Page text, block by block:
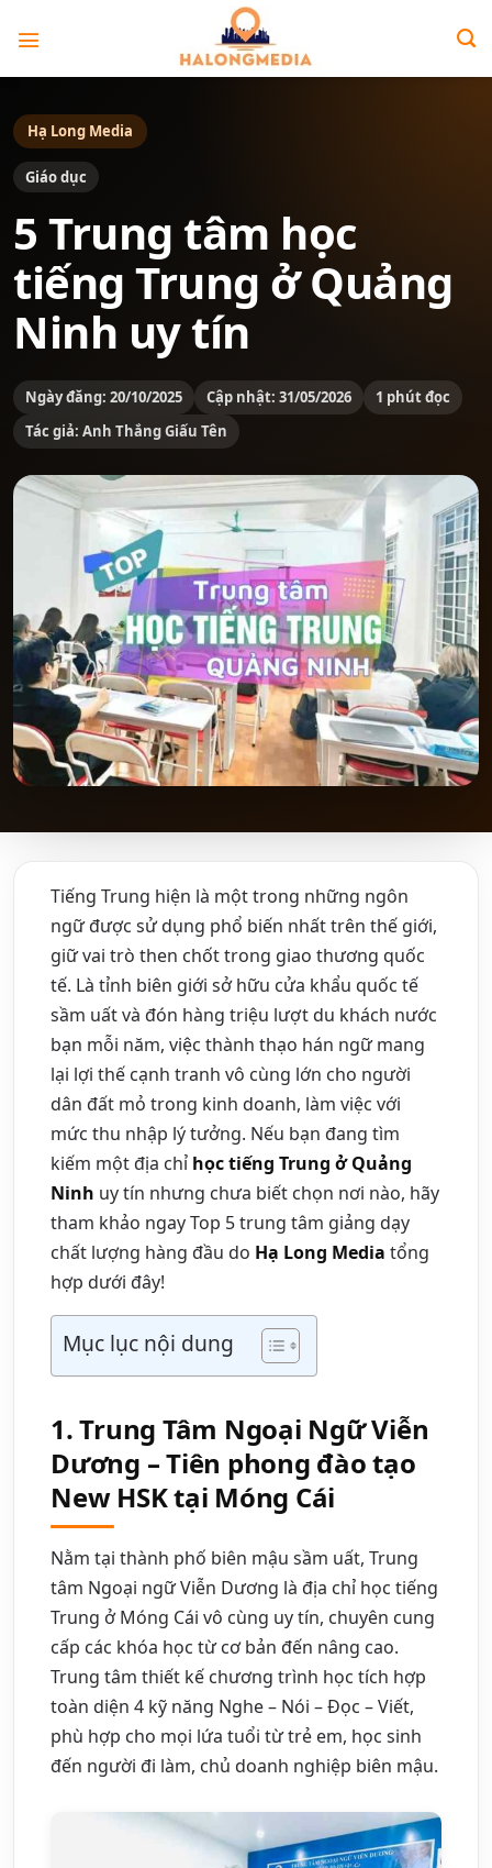
qua
Hạ Long Media
Giáo dục
5 Trung tâm học
tiếng Trung ở Quảng
Ninh uy tín
Ngày đăng: 20/10/2025 Cập nhật: 31/05/2026
1 phút đọc
Tác giả: Anh Thắng Giấu Tên
Tiếng Trung hiện là một trong những ngôn
ngữ được sử dụng phổ biến nhất trên thế giới,
giữ vai trò then chốt trong giao thương quốc
tế. Là tỉnh biên giới sở hữu cửa khẩu quốc tế
sầm uất và đón hàng triệu lượt du khách nước
bạn mỗi năm, việc thành thạo hán ngữ mang
lại lợi thế cạnh tranh vô cùng lớn cho người
dân đất mỏ trong kinh doanh, làm việc với
mức thu nhập lý tưởng. Nếu bạn đang tìm
kiếm một địa chỉ học tiếng Trung ở Quảng
Ninh uy tín nhưng chưa biết chọn nơi nào, hãy
tham khảo ngay Top 5 trung tâm giảng dạy
chất lượng hàng đầu do Hạ Long Media tổng
hợp dưới đây!
Mục lục nội dung
1. Trung Tâm Ngoại Ngữ Viễn
Dương – Tiên phong đào tạo
New HSK tại Móng Cái
Nằm tại thành phố biên mậu sầm uất, Trung
tâm Ngoại ngữ Viễn Dương là địa chỉ học tiếng
Trung ở Móng Cái vô cùng uy tín, chuyên cung
cấp các khóa học từ cơ bản đến nâng cao.
Trung tâm thiết kế chương trình học tích hợp
toàn diện 4 kỹ năng Nghe – Nói – Đọc – Viết,
phù hợp cho mọi lứa tuổi từ trẻ em, học sinh
đến người đi làm, chủ doanh nghiệp biên mậu.